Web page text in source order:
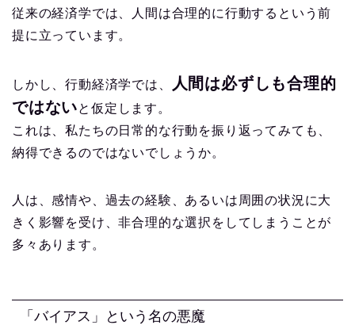
従来の経済学では、人間は合理的に行動するという前
提に立っています。
しかし、行動経済学では、
人間は必ずしも合理的
ではないと仮定します。
これは、私たちの日常的な行動を振り返ってみても、
納得できるのではないでしょうか。
人は、感情や、過去の経験、あるいは周囲の状況に大
きく影響を受け、非合理的な選択をしてしまうことが
多々あります。
「バイアス」という名の悪魔